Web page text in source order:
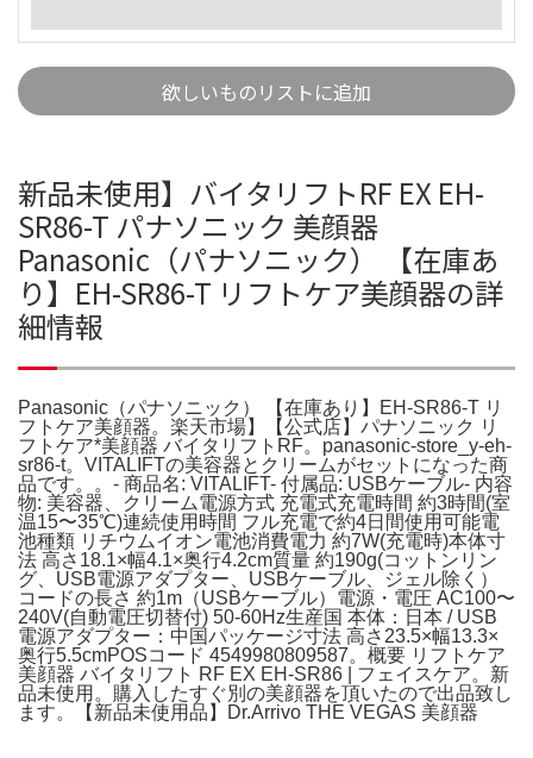
欲しいものリストに追加
新品未使用】バイタリフトRF EX EH-
SR86-T パナソニック 美顔器
Panasonic（パナソニック） 【在庫あ
り】EH-SR86-T リフトケア美顔器の詳
細情報
Panasonic（パナソニック） 【在庫あり】EH-SR86-T リ
フトケア美顔器。楽天市場】【公式店】パナソニック リ
フトケア*美顔器 バイタリフトRF。panasonic-store_y-eh-
sr86-t。VITALIFTの美容器とクリームがセットになった商
品です。。- 商品名: VITALIFT- 付属品: USBケーブル- 内容
物: 美容器、クリーム電源方式 充電式充電時間 約3時間(室
温15〜35℃)連続使用時間 フル充電で約4日間使用可能電
池種類 リチウムイオン電池消費電力 約7W(充電時)本体寸
法 高さ18.1×幅4.1×奥行4.2cm質量 約190g(コットンリン
グ、USB電源アダプター、USBケーブル、ジェル除く）
コードの長さ 約1m（USBケーブル）電源・電圧 AC100〜
240V(自動電圧切替付) 50-60Hz生産国 本体：日本 / USB
電源アダプター：中国パッケージ寸法 高さ23.5×幅13.3×
奥行5.5cmPOSコード 4549980809587。概要 リフトケア
美顔器 バイタリフト RF EX EH-SR86 | フェイスケア。新
品未使用。購入したすぐ別の美顔器を頂いたので出品致し
ます。【新品未使用品】Dr.Arrivo THE VEGAS 美顔器